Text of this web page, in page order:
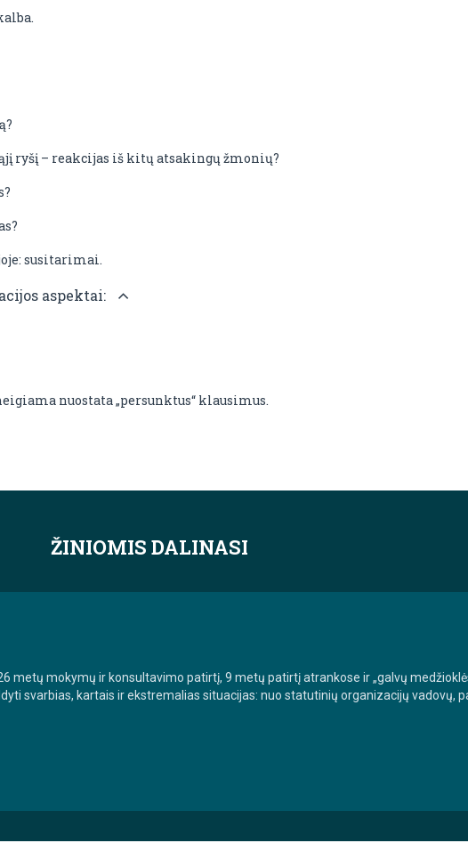
ryšį – reakcijas iš kitų atsakingų žmonių?
susitarimai.
aspektai:
nuostata „persunktus“ klausimus.
ŽINIOMIS DALINASI
metų mokymų ir konsultavimo patirtį, 9 metų patirtį atrankose ir „galvų
svarbias, kartais ir ekstremalias situacijas: nuo statutinių organizacijų vadovų,